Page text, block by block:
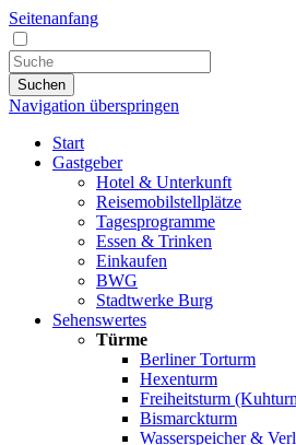
Seitenanfang
Suchen
Navigation überspringen
Start
Gastgeber
Hotel & Unterkunft
Reisemobilstellplätze
Tagesprogramme
Essen & Trinken
Einkaufen
BWG
Stadtwerke Burg
Sehenswertes
Türme
Berliner Torturm
Hexenturm
Freiheitsturm
Bismarckturm
Wasserspeicher &